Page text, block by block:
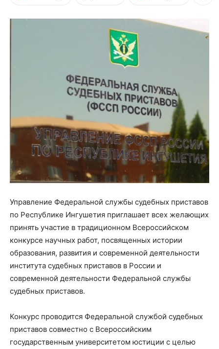
Управление Федеральной службы судебных приставов
по Республике Ингушетия приглашает всех желающих
принять участие в традиционном Всероссийском
конкурсе научных работ, посвященных истории
образования, развития и современной деятельности
института судебных приставов в России и
современной деятельности Федеральной службы
судебных приставов.
Конкурс проводится Федеральной службой судебных
приставов совместно с Всероссийским
государственным университетом юстиции с целью